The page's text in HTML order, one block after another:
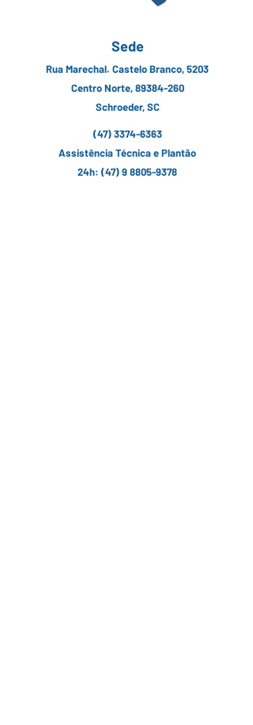
Sede
Rua Marechal. Castelo Branco, 5203
Centro Norte, 89384-260
Schroeder, SC
(47) 3374-6363
Assistência Técnica e Plantão
24h: (47) 9 8805-9378